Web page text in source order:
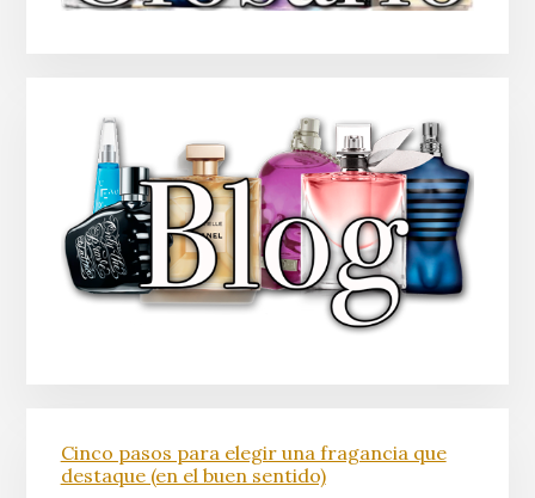
Cinco pasos para elegir una fragancia que
destaque (en el buen sentido)